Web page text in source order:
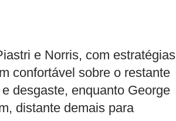
e Norris, com estratégias
confortável sobre o restante
desgaste, enquanto George
distante demais para